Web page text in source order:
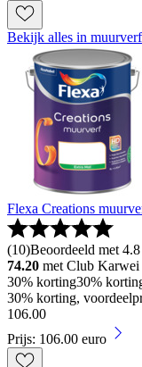
Bekijk alles in muurverf
Flexa Creations
(10)Beoordeeld met
74.20 met Club Karwei
30% korting30%
30% korting,
106.00
Prijs: 106.00 euro